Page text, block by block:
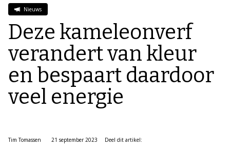
Nieuws
Deze kameleonverf
verandert van kleur
en bespaart daardoor
veel energie
Tim Tomassen
21 september 2023
Deel dit artikel: